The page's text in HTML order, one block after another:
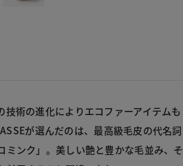
術の進化によりエコファーアイテムも
が選んだのは、最高級毛皮の代名詞
ンク」。美しい艶と豊かな毛並み、そ